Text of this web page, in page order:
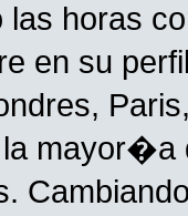
horas
en su